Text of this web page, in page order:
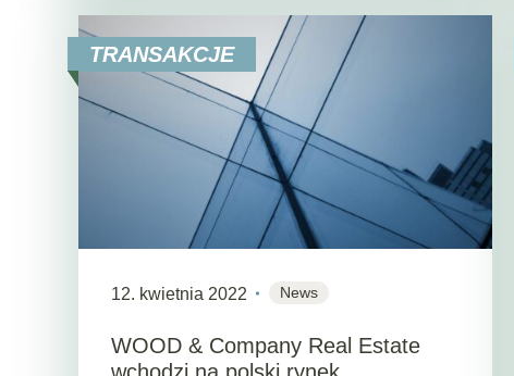
TRANSAKCJE
12. kwietnia 2022 News
WOOD & Company Real Estate